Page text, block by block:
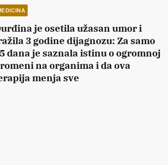
je osetila užasan umor i
3 godine dijagnozu: Za samo
dana je saznala istinu o ogromnoj
na organima i da ova
menja sve